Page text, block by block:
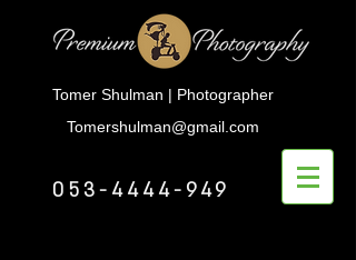
Tomer Shulman | Photographer
Tomershulman@gmail.com
053-4444-949